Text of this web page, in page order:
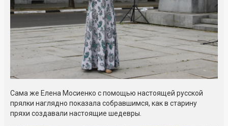
Сама же Елена Мосиенко с помощью настоящей русской
прялки наглядно показала собравшимся, как в старину
пряхи создавали настоящие шедевры.